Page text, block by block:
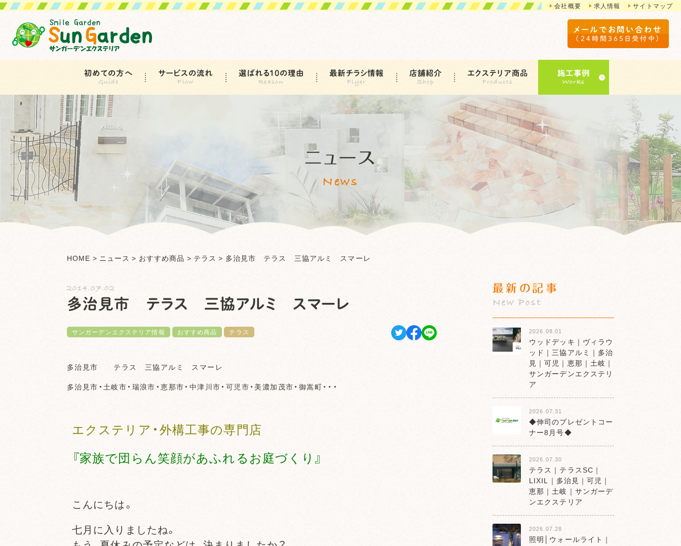
会社概要 求人情報 サイトマップ
メールでお問い合わせ
（24時間365日受付中）
初めての方へ サービスの流れ 選ばれる10の理由 最新チラシ情報 店舗紹介 エクステリア商品 施工事例
ニュース
News
HOME > ニュース > おすすめ商品 > テラス > 多治見市 テラス 三協アルミ スマーレ
2014.07.02
多治見市 テラス 三協アルミ スマーレ
サンガーデンエクステリア情報 おすすめ商品 テラス
多治見市 テラス 三協アルミ スマーレ
多治見市・土岐市・瑞浪市・恵那市・中津川市・可児市・美濃加茂市・御嵩町・・・
エクステリア・外構工事の専門店
『家族で団らん笑顔があふれるお庭づくり』
こんにちは。
七月に入りましたね。
最新の記事
New Post
2026.08.01
ウッドデッキ｜ヴィラウ
ッド｜三協アルミ｜多治
見｜可児｜恵那｜土岐｜
サンガーデンエクステリ
ア
2026.07.31
◆伸司のプレゼントコー
ナー8月号◆
2026.07.30
テラス｜テラスSC｜
LIXIL｜多治見｜可児｜
恵那｜土岐｜サンガーデ
ンエクステリア
2026.07.28
照明│ウォールライト｜